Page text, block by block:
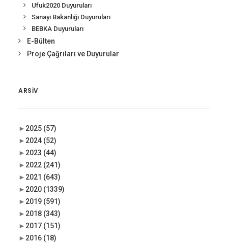
Ufuk2020 Duyuruları
Sanayi Bakanlığı Duyuruları
BEBKA Duyuruları
E-Bülten
Proje Çağrıları ve Duyurular
ARSIV
► 2025 (57)
► 2024 (52)
► 2023 (44)
► 2022 (241)
► 2021 (643)
► 2020 (1339)
► 2019 (591)
► 2018 (343)
► 2017 (151)
► 2016 (18)